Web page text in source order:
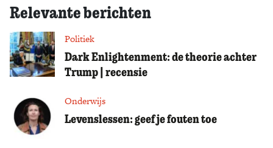
Relevante berichten
Politiek
Dark Enlightenment: de theorie achter
Trump | recensie
Onderwijs
Levenslessen: geef je fouten toe